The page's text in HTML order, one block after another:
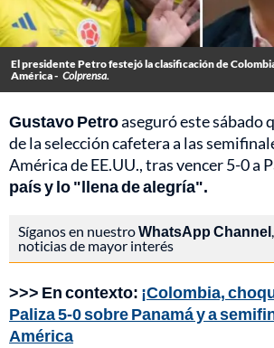
El presidente Petro festejó la clasificación de
América - Colprensa.
Gustavo Petroaseguró este sábado
de la selección cafetera a las
América de EE.UU., tras vencer 5-0 a
país y lo "llena de alegría".
Síganos en nuestroWhatsApp Channel
noticias de mayor interés
>>> En contexto: ¡Colombia,
Paliza 5-0 sobre Panamá y a
América